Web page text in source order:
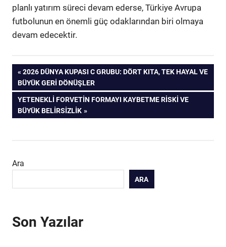
planlı yatırım süreci devam ederse, Türkiye Avrupa
futbolunun en önemli güç odaklarından biri olmaya
devam edecektir.
Yazı
gezinmesi
ÖNCEKI
YAZI:
2026 DÜNYA KUPASI C GRUBU: DÖRT KITA, TEK HAYAL VE
BÜYÜK GERI DÖNÜŞLER
SONRAKI
YAZI:
YETENEKLI FORVETIN FORMAYI KAYBETME RISKI VE
BÜYÜK BELIRSIZLIK
Ara
ARA
Son Yazılar